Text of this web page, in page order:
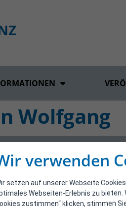
verwenden
setzen auf unserer Webseite
Webseiten-Erlebnis zu bieten.
zustimmen“ klicken, stimmen
Wolfgang